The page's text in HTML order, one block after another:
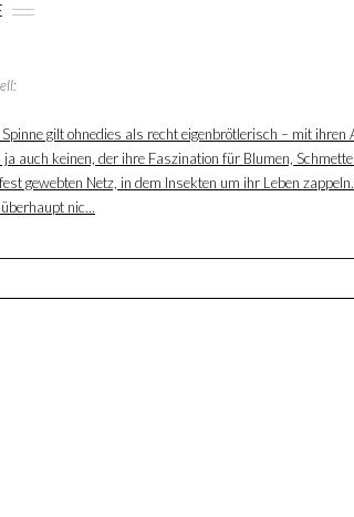
gilt ohnedies als recht eigenbrötlerisch – mit ihren
auch keinen, der ihre Faszination für Blumen,
gewebten Netz, in dem Insekten um ihr Leben
nic...